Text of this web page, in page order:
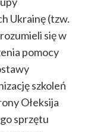
Ukrainę (tzw.
się w
pomocy
szkoleń
Ołeksija
sprzętu